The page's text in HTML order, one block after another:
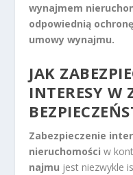
wynajmem
odpowiednią
umowy wynajmu.
JAK
INTERESY W
Zabezpieczenie
nieruchomości w
najmu jest niezwykle